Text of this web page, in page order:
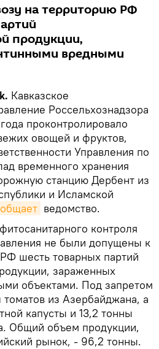
на территорию РФ
продукции,
вредными
Кавказское
Россельхознадзора
проконтролировало
овощей и фруктов,
Управления по
временного хранения
станцию Дербент из
и Исламской
ведомство.
контроля
не были допущены к
шесть товарных партий
зараженных
объектами. Под запретом
из Азербайджана, а
капусты и 13,2 тонны
Общий объем продукции,
рынок, - 96,2 тонны.